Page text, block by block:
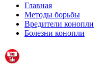
Главная
Методы борьбы
Вредители конопли
Болезни конопли